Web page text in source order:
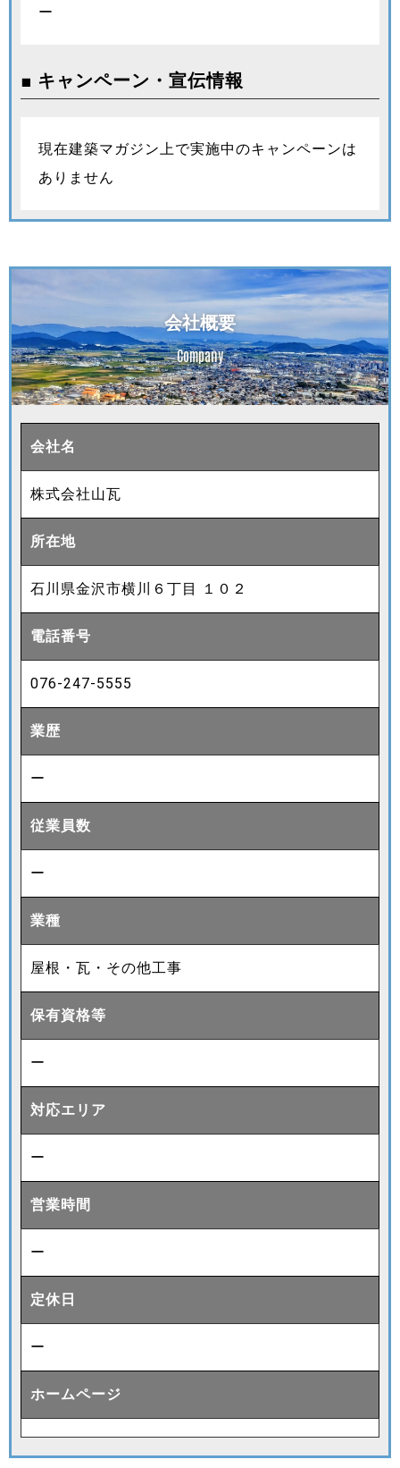
ー
■ キャンペーン・宣伝情報
現在建築マガジン上で実施中のキャンペーンは
ありません
会社概要
Company
会社名
株式会社山瓦
所在地
石川県金沢市横川６丁目 １０２
電話番号
076-247-5555
業歴
ー
従業員数
ー
業種
屋根・瓦・その他工事
保有資格等
ー
対応エリア
ー
営業時間
ー
定休日
ー
ホームページ